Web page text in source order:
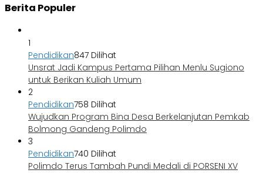
Berita Populer
1
Pendidikan847 Dilihat
Unsrat Jadi Kampus Pertama Pilihan Menlu Sugiono
untuk Berikan Kuliah Umum
2
Pendidikan758 Dilihat
Wujudkan Program Bina Desa Berkelanjutan Pemkab
Bolmong Gandeng Polimdo
3
Pendidikan740 Dilihat
Polimdo Terus Tambah Pundi Medali di PORSENI XV